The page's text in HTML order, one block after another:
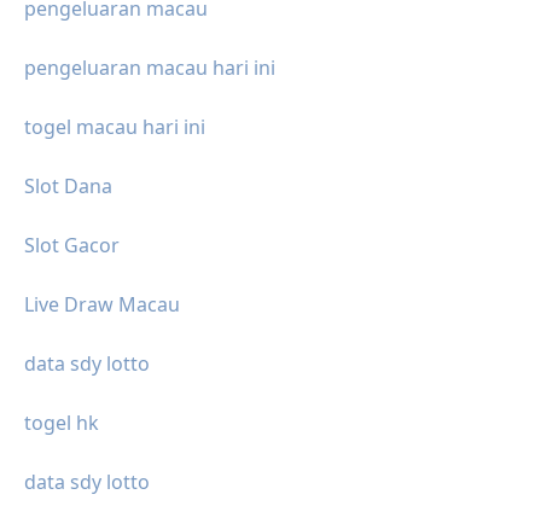
pengeluaran macau
pengeluaran macau hari ini
togel macau hari ini
Slot Dana
Slot Gacor
Live Draw Macau
data sdy lotto
togel hk
data sdy lotto